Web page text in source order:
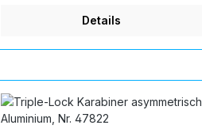
Details